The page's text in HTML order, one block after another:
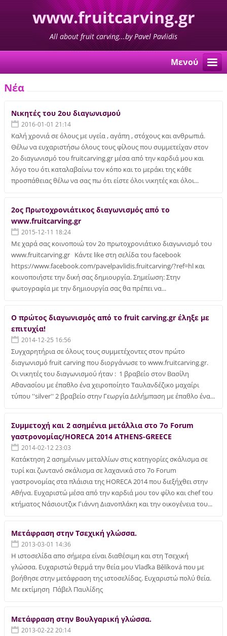
www.fruitcarving.gr
All about fruit carving...by Pavel Pavlidis
Μενού
Νέα
Νικητές του 2ου διαγωνισμού
2016-01-01 21:14
Καλή χρονιά σε όλους με υγεία , αγάπη , στόχους και ανθρωπιά.
Θέλω να ευχαριστήσω όλους τους φίλους που συμμετείχαν στον
2ο διαγωνισμό του fruitcarving.gr μέσα από την καρδιά μου και
λόγο του ότι καταλαβαίνω τον κόπο και το μεράκι της κάθε
προσπάθειας θέλω να σας πω ότι είστε όλοι νικητές και όλοι...
2ος Πρωτοχρονιάτικος διαγωνισμός από το
www.fruitcarving.gr
2015-12-11 18:24
Με χαρά σας κοινοποιώ τον 2ο πρωτοχρονιάτικο διαγωνισμό του
www.fruitcarving.gr Κάντε like στη σελίδα του facebook
https://www.facebook.com/pavelpavlidis.fruitcarving/?ref=hl και
κοινοποιήστε την δική σας δημιουργία. Σημείωση: Στην
φωτογραφία με την δημιουργία σας θα πρέπει να...
Ο πρώτος διαγωνισμός από το fruit carving.gr έληξε με
επιτυχία!
2014-12-25 16:56
Συγχαρητήρια σε όλους τους συμμετέχοντες στον πρώτο
διαγωνισμό fruit carving που διοργάνωσε το www.fruitcarving.gr.
Οι νικητές του διαγωνισμού ήταν : 1 βραβείο στον Βασίλη
Αθανασίου με έπαθλο ένα χειροποίητο Ταυλανδέζικο μαχαίρι
τύπου ''silver'' 2 βραβείο στην Γεωργία Δελήμπαση με έπαθλο ένα...
Συμμετοχή και 2 ασημένια μετάλλια στο 7ο Forum
γαστρονομίας/HORECA 2014 ATHENS-GREECE
2014-02-12 23:03
Κατάκτηση 2 ασημένιων μεταλλίων στις κατηγορίες σκάλισμα σε
τυρί και ζωντανό σκάλισμα σε λαχανικά στο 7ο Forum
γαστρονομίας στα πλάισια της HORECA 2014 που διεξήχθει στην
Αθήνα. Ευχαριστώ μέσα από την καρδιά μου τον φίλο και chef του
κτήματος Νάσιουτζικ Γιάννη Διανοπλάκη και την οικογένεια του...
Μετάφραση στην Τσεχική γλώσσα.
2013-03-01 14:36
Η ιστοσελίδα απο σήμερα είναι διαθέσιμη και στη Τσεχική
γλώσσα. Ευχαριστώ θερμά την θεία μου Vlaďka Bělíková που με
βοήθησε στην μετάφραση της ιστοσελίδας. Ευχαριστώ πολύ θεία.
Με εκτίμηση Πάβελ Παυλίδης
Μετάφραση στην Βουλγαρική γλώσσα.
2013-02-22 20:14